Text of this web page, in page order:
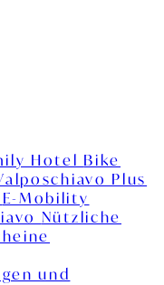
Hotel Bike
Plus
E-Mobility
Nützliche
und